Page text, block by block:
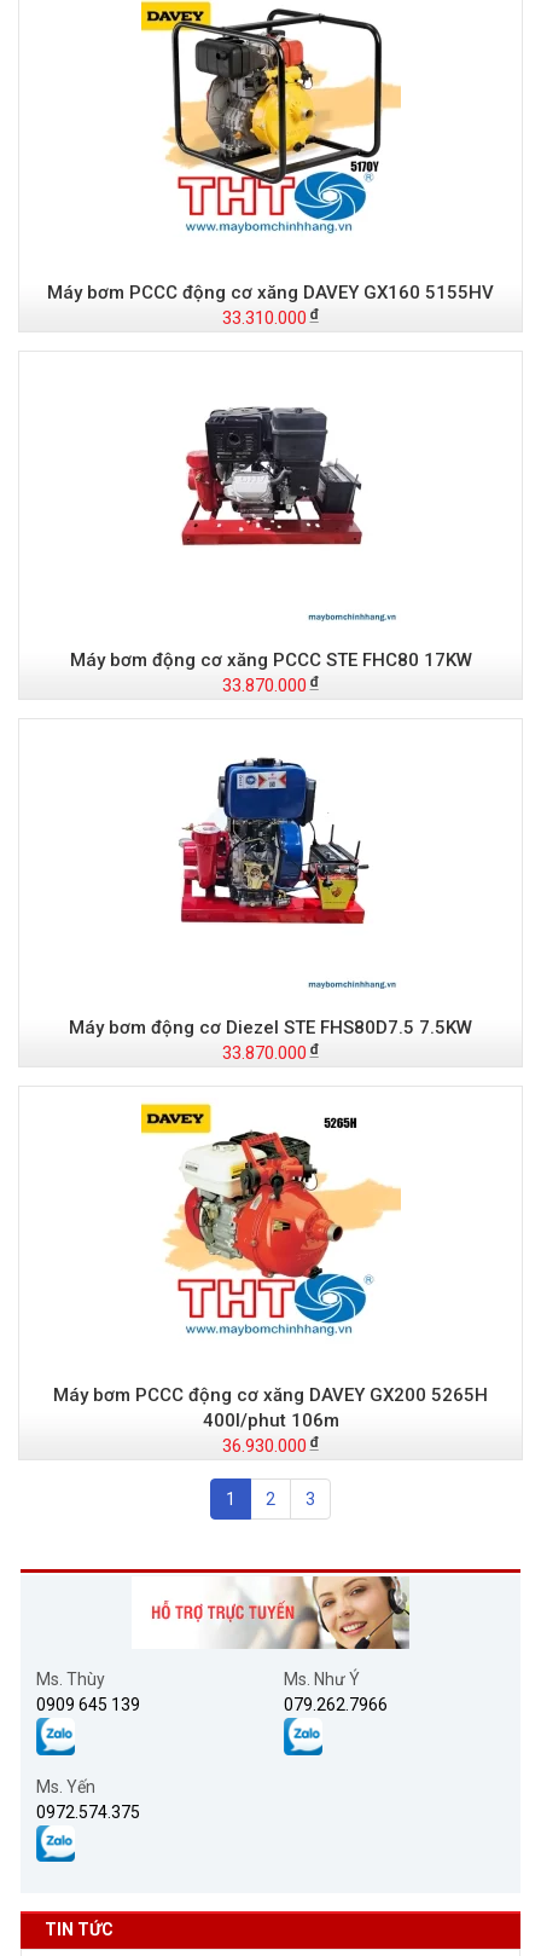
Máy bơm PCCC động cơ xăng DAVEY GX160 5155HV
33.310.000
Máy bơm động cơ xăng PCCC STE FHC80 17KW
33.870.000
Máy bơm động cơ Diezel STE FHS80D7.5 7.5KW
33.870.000
Máy bơm PCCC động cơ xăng DAVEY GX200 5265H
400l/phut 106m
36.930.000
1 2 3
Ms. Thùy
0909 645 139
Ms. Như Ý
079.262.7966
Ms. Yến
0972.574.375
TIN TỨC